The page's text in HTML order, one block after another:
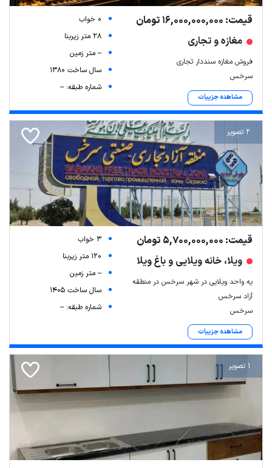
قیمت: 16,000,000,000 تومان
مغازه و تجاری
فروش مغازه سنددار تجاری
سرخس
مشاهده جزییات
0 خواب
28 متر زیربنا
-- متر زمین
سال ساخت 1380
شماره طبقه: --
2 تصویر
قیمت: 5,700,000,000 تومان
ویلا، خانه ویلایی و باغ ویلا
یه واحد ویلایی در شهر سرخس در منطقه
آزاد سرخس
سرخس
مشاهده جزییات
3 خواب
120 متر زیربنا
-- متر زمین
سال ساخت 1405
شماره طبقه: --
1 تصویر